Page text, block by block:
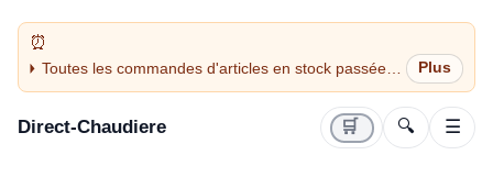
Toutes les commandes d'articles en stock passées
avant 14H sont expédiées le jour même (jours
Direct-Chaudiere 🛒 🔍 ☰